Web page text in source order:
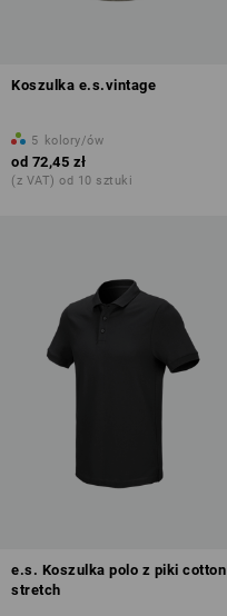
Koszulka e.s.vintage
5 kolory/ów
od 72,45 zł
(z VAT) od 10 sztuki
e.s. Koszulka polo z piki cotton
stretch